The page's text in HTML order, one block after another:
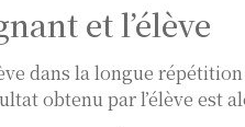
et l’élève
dans la longue
obtenu par l’élève est